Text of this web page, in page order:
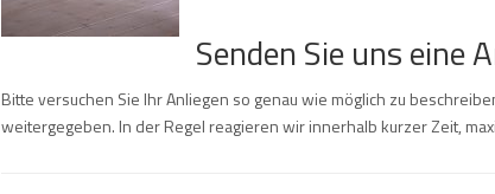
Senden Sie uns eine
Bitte versuchen Sie Ihr Anliegen so genau wie möglich zu
weitergegeben. In der Regel reagieren wir innerhalb kurzer Zeit,